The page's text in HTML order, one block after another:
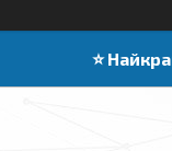
⭐️